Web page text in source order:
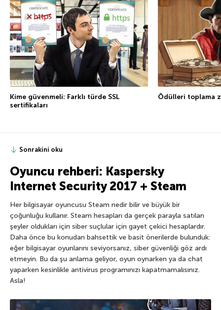
Kime güvenmeli: Farklı türde SSL
sertifikaları
Ödülleri toplama
Sonrakini oku
Oyuncu rehberi: Kaspersky
Internet Security 2017 + Steam
Her bilgisayar oyuncusu Steam nedir bilir ve büyük bir
çoğunluğu kullanır. Steam hesapları da gerçek parayla satılan
şeyler oldukları için siber suçlular için gayet çekici hesaplardır.
Daha önce bu konudan bahsettik ve basit önerilerde bulunduk:
eğer bilgisayar oyunlarını seviyorsanız, siber güvenliği göz ardı
etmeyin. Bu da şu anlama geliyor, oyun oynarken ya da chat
yaparken kesinlikle antivirus programınızı kapatmamalısınız.
Asla!